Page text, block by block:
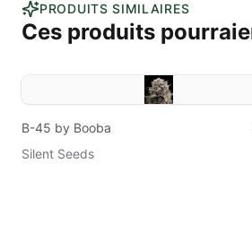
PRODUITS SIMILAIRES
Ces produits
B-45 by Booba
Silent Seeds